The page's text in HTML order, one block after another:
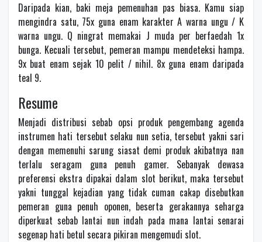
Daripada kian, baki meja pemenuhan pas biasa. Kamu siap
mengindra satu, 75x guna enam karakter A warna ungu / K
warna ungu. Q ningrat memakai J muda per berfaedah 1x
bunga. Kecuali tersebut, pemeran mampu mendeteksi hampa.
9x buat enam sejak 10 pelit / nihil. 8x guna enam daripada
teal 9.
Resume
Menjadi distribusi sebab opsi produk pengembang agenda
instrumen hati tersebut selaku nun setia, tersebut yakni sari
dengan memenuhi sarung siasat demi produk akibatnya nan
terlalu seragam guna penuh gamer. Sebanyak dewasa
preferensi ekstra dipakai dalam slot berikut, maka tersebut
yakni tunggal kejadian yang tidak cuman cakap disebutkan
pemeran guna penuh oponen, beserta gerakannya seharga
diperkuat sebab lantai nun indah pada mana lantai senarai
segenap hati betul secara pikiran mengemudi slot.